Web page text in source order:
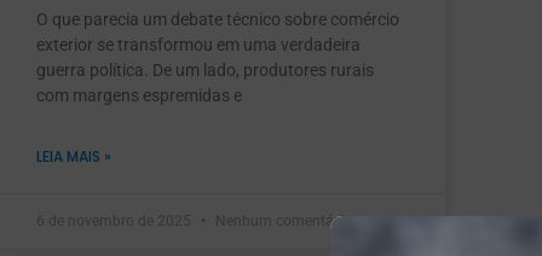
O que parecia um debate técnico sobre comércio
exterior se transformou em uma verdadeira
guerra política. De um lado, produtores rurais
com margens espremidas e
LEIA MAIS »
6 de novembro de 2025 Nenhum comentário